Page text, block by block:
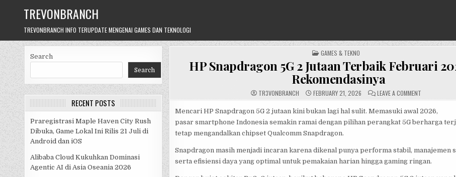
TREVONBRANCH
TREVONBRANCH INFO TERUPDATE MENGENAI GAMES DAN TEKNOLOGI
Search
Search
RECENT POSTS
Praregistrasi Maple Haven City Rush
Dibuka, Game Lokal Ini Rilis 21 Juli di
Android dan iOS
Alibaba Cloud Kukuhkan Dominasi
Agentic AI di Asia Oseania 2026
POSTED
IN
GAMES & TEKNO
HP Snapdragon 5G 2 Jutaan Terbaik Februari
Rekomendasinya
TR3V0NBRANCH FEBRUARY 21, 2026 LEAVE A COMMENTON
5G
JUTAAN
Mencari HP Snapdragon 5G 2 jutaan kini bukan lagi hal sulit. Memasuki awal 2026,
pasar smartphone Indonesia semakin ramai dengan pilihan perangkat 5G berharga
tetap mengandalkan chipset Qualcomm Snapdragon.
Snapdragon masih menjadi incaran karena dikenal punya performa stabil, manajemen
serta efisiensi daya yang optimal untuk pemakaian harian hingga gaming ringan.